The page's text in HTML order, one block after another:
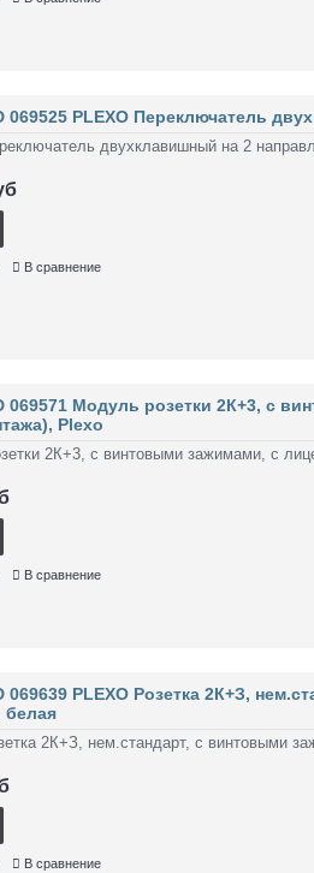
069525 PLEXO Переключатель
двухклавишный на 2
В сравнение
069571 Модуль розетки 2К+3, с
Plexo
2К+3, с винтовыми зажимами, с
В сравнение
069639 PLEXO Розетка 2К+З,
белая
2К+З, нем.стандарт, с винтовыми
В сравнение